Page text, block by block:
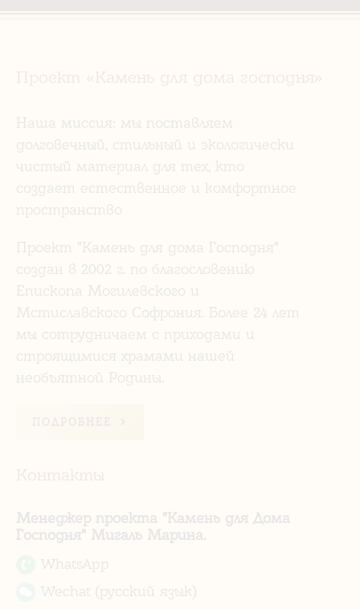
Наша миссия: мы поставляем
долговечный, стильный и экологически
чистый материал для тех, кто
создает естественное и комфортное
пространство
Проект "Камень для дома Господня"
создан в 2002 г. по благословению
Епископа Могилевского и
Мстиславского Софрония. Более 24 лет
мы сотрудничаем с приходами и
строящимися храмами нашей
необъятной Родины.
Менеджер проекта "Камень для Дома
Господня" Мигаль Марина.
WhatsApp
Wechat (русский язык)